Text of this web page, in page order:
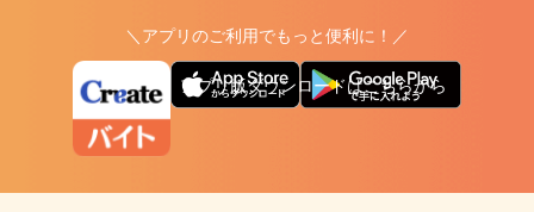
＼アプリのご利用でもっと便利に！／
アプリ版ダウンロードはこちらから